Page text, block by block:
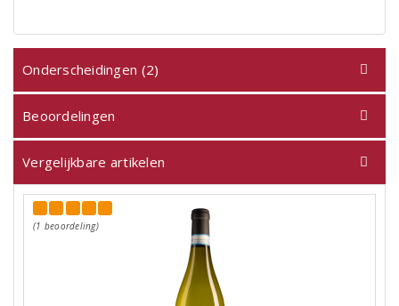
Onderscheidingen (2)
Beoordelingen
Vergelijkbare artikelen
(1 beoordeling)